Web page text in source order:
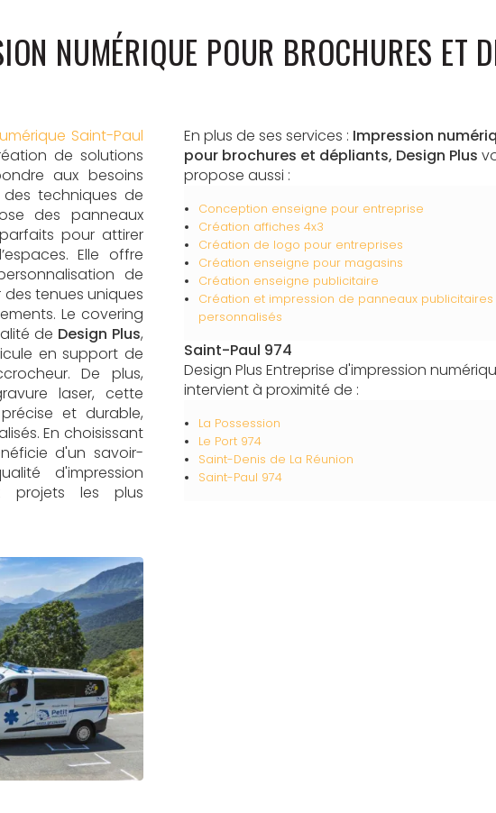
NUMÉRIQUE POUR BROCHURES ET
Saint-Paul
de solutions
aux besoins
techniques de
des panneaux
pour attirer
Elle offre
de
tenues uniques
Le covering
de Design Plus,
en support de
De plus,
laser, cette
et durable,
En choisissant
d'un savoir-
d'impression
projets les plus
En plus de ses services : Impression
pour brochures et dépliants, Design Plus
propose aussi :
Conception enseigne pour entreprise
Création affiches 4x3
Création de logo pour entreprises
Création enseigne pour magasins
Création enseigne publicitaire
Création et impression de panneaux publicitaires
personnalisés
Saint-Paul 974
Design Plus Entreprise d'impression
intervient à proximité de :
La Possession
Le Port 974
Saint-Denis de La Réunion
Saint-Paul 974